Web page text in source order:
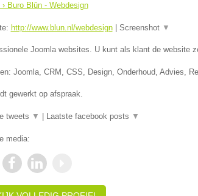
› Buro Blûn - Webdesign
http://www.blun.nl/webdesign| Screenshot ▼
Joomla websites. U kunt als klant de website
Joomla, CRM, CSS, Design, Onderhoud, Advies,
gewerkt op afspraak.
tweets ▼ Laatste facebook posts ▼
media: